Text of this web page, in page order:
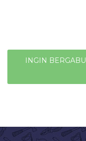
INGIN